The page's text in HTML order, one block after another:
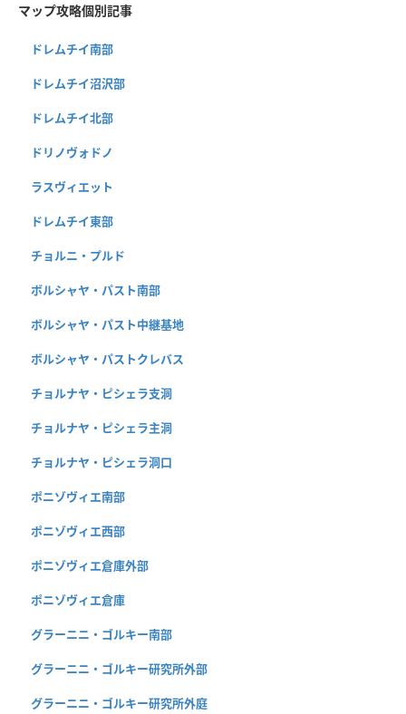
マップ攻略個別記事
ドレムチイ南部
ドレムチイ沼沢部
ドレムチイ北部
ドリノヴォドノ
ラスヴィエット
ドレムチイ東部
チョルニ・プルド
ボルシャヤ・パスト南部
ボルシャヤ・パスト中継基地
ボルシャヤ・パストクレバス
チョルナヤ・ピシェラ支洞
チョルナヤ・ピシェラ主洞
チョルナヤ・ピシェラ洞口
ポニゾヴィエ南部
ポニゾヴィエ西部
ポニゾヴィエ倉庫外部
ポニゾヴィエ倉庫
グラーニニ・ゴルキー南部
グラーニニ・ゴルキー研究所外部
グラーニニ・ゴルキー研究所外庭